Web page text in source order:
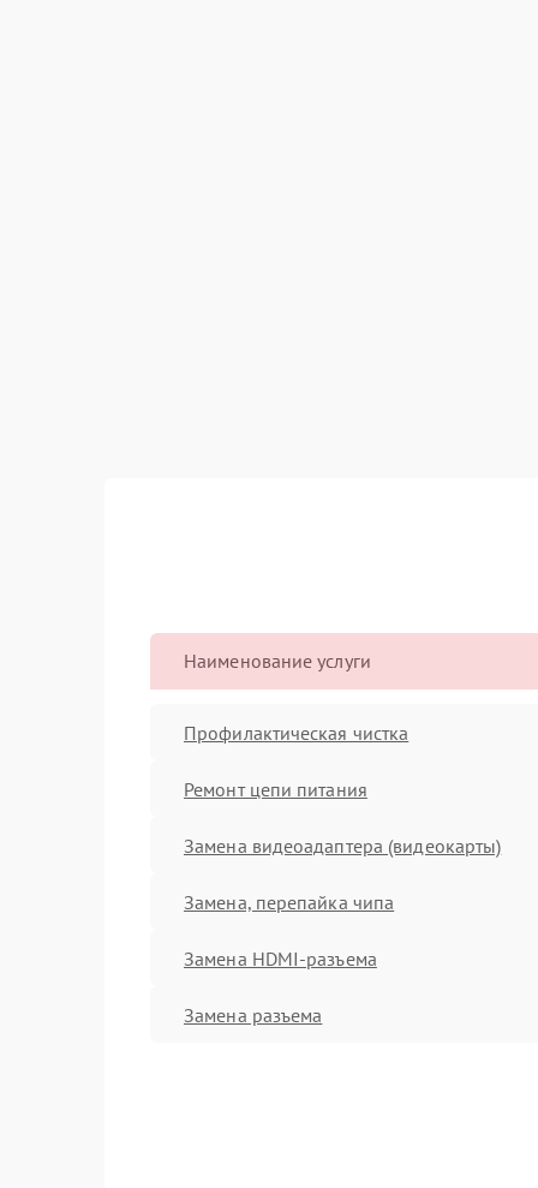
Наименование услуги
Профилактическая чистка
Ремонт цепи питания
Замена видеоадаптера (видеокарты)
Замена, перепайка чипа
Замена HDMI-разъема
Замена разъема